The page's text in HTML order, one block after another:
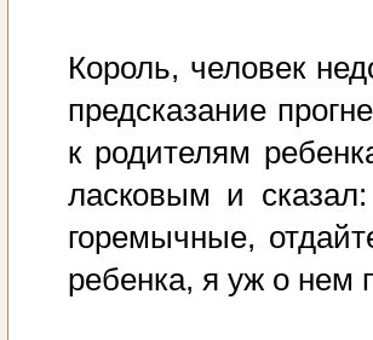
Король, человек
предсказание
к родителям
ласковым и
горемычные,
ребенка, я уж о нем